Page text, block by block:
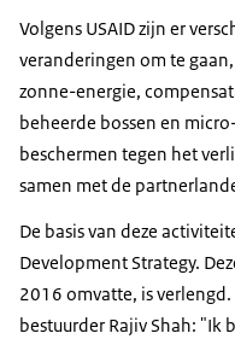
Volgens USAID zijn er
veranderingen om te
zonne-energie,
beheerde bossen en
beschermen tegen het
samen met de
De basis van deze
Development Strategy.
2016 omvatte, is
bestuurder Rajiv Shah: "Ik